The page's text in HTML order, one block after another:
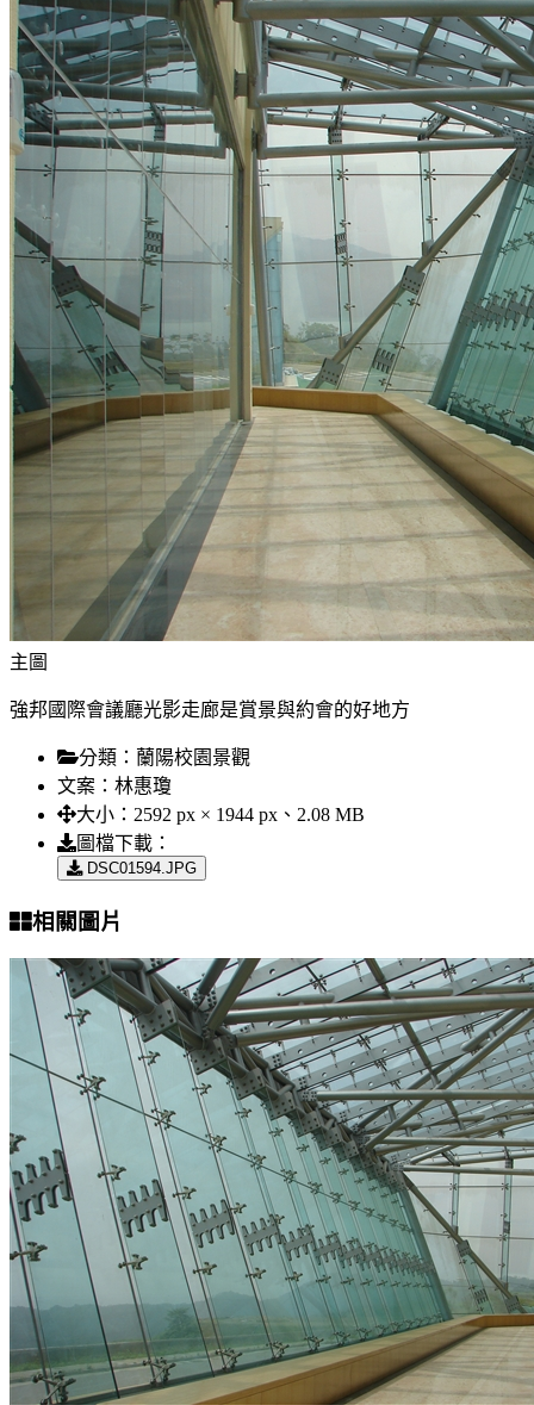
主圖
強邦國際會議廳光影走廊是賞景與約會的好地方
分類： 蘭陽校園景觀
文案： 林惠瓊
大小： 2592 px × 1944 px、2.08 MB
圖檔下載：
DSC01594.JPG
相關圖片